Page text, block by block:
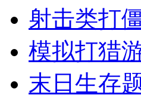
射击类打
模拟打猎
末日生存